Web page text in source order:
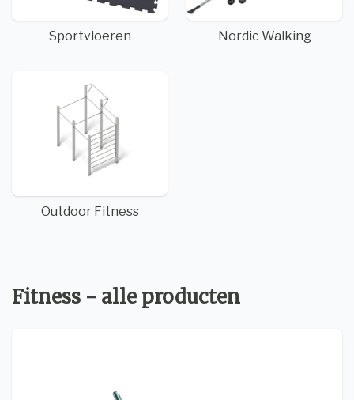
Sportvloeren Nordic Walking
Outdoor Fitness
Fitness - alle producten